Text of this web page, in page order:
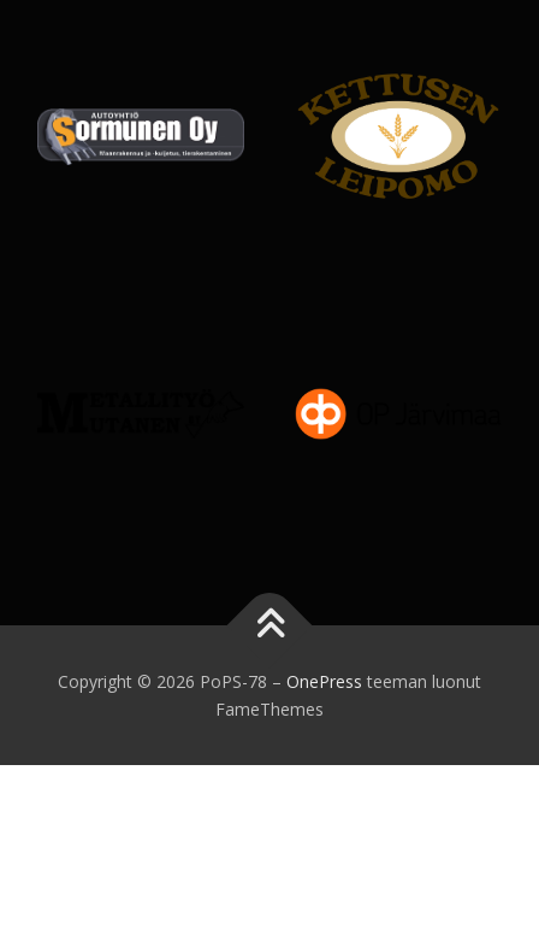
Copyright © 2026 PoPS-78 – OnePress teeman luonut
FameThemes